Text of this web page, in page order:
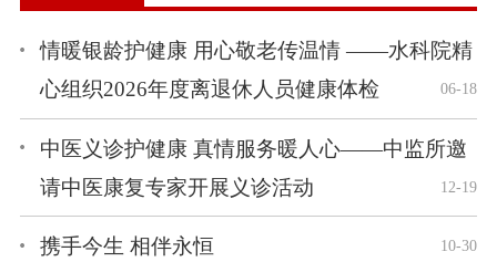
情暖银龄护健康 用心敬老传温情 ——水科院精
心组织2026年度离退休人员健康体检
06-18
中医义诊护健康 真情服务暖人心——中监所邀
请中医康复专家开展义诊活动
12-19
携手今生 相伴永恒 10-30